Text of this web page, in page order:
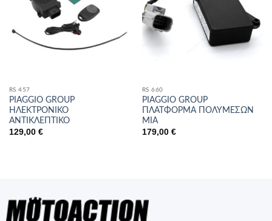
RS 457
PIAGGIO GROUP
ΗΛΕΚΤΡΟΝΙΚΟ
ΑΝΤΙΚΛΕΠΤΙΚΟ
129,00 €
RS 660
PIAGGIO GROUP
ΠΛΑΤΦΟΡΜΑ ΠΟΛΥΜΕΣΩΝ
MIA
179,00 €